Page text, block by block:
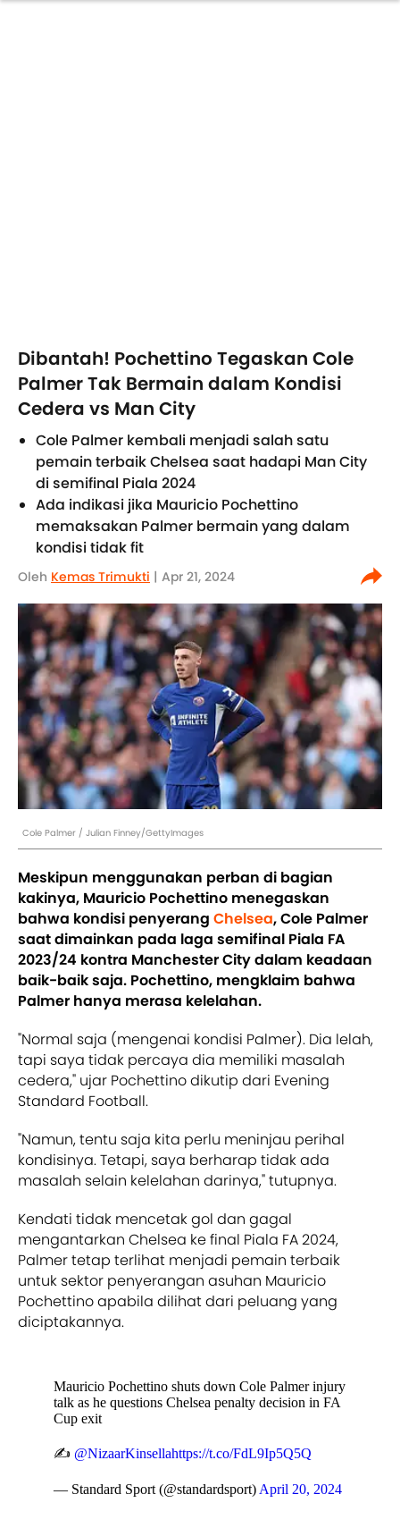
Dibantah! Pochettino Tegaskan Cole
Palmer Tak Bermain dalam Kondisi
Cedera vs Man City
Cole Palmer kembali menjadi salah satu
pemain terbaik Chelsea saat hadapi Man City
di semifinal Piala 2024
Ada indikasi jika Mauricio Pochettino
memaksakan Palmer bermain yang dalam
kondisi tidak fit
Oleh Kemas Trimukti | Apr 21, 2024
Cole Palmer / Julian Finney/GettyImages
Meskipun menggunakan perban di bagian
kakinya, Mauricio Pochettino menegaskan
bahwa kondisi penyerang Chelsea, Cole Palmer
saat dimainkan pada laga semifinal Piala FA
2023/24 kontra Manchester City dalam keadaan
baik-baik saja. Pochettino, mengklaim bahwa
Palmer hanya merasa kelelahan.
"Normal saja (mengenai kondisi Palmer). Dia lelah,
tapi saya tidak percaya dia memiliki masalah
cedera," ujar Pochettino dikutip dari Evening
Standard Football.
"Namun, tentu saja kita perlu meninjau perihal
kondisinya. Tetapi, saya berharap tidak ada
masalah selain kelelahan darinya," tutupnya.
Kendati tidak mencetak gol dan gagal
mengantarkan Chelsea ke final Piala FA 2024,
Palmer tetap terlihat menjadi pemain terbaik
untuk sektor penyerangan asuhan Mauricio
Pochettino apabila dilihat dari peluang yang
diciptakannya.
Mauricio Pochettino shuts down Cole Palmer injury
talk as he questions Chelsea penalty decision in FA
Cup exit
✍️ @NizaarKinsellahttps://t.co/FdL9Ip5Q5Q
— Standard Sport (@standardsport) April 20, 2024